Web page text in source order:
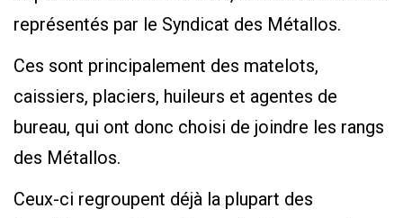
représentés par le Syndicat des Métallos.
Ces sont principalement des matelots,
caissiers, placiers, huileurs et agentes de
bureau, qui ont donc choisi de joindre les rangs
des Métallos.
Ceux-ci regroupent déjà la plupart des